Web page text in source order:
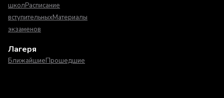
школРасписание
вступительныхМатериалы
экзаменов
Лагеря
БлижайшиеПрошедшие